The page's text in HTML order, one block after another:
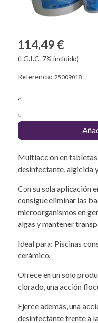
114,49 €
(I.G.I.C. 7% incluido)
Referencia: 25009018
Multiacción en
desinfectante, algicida
Con su sola aplicación
consigue eliminar las
microorganismos en
algas y mantener
Ideal para: Piscinas
cerámico.
Ofrece en un solo
clorado, una acción
Ejerce además, una
desinfectante frente a